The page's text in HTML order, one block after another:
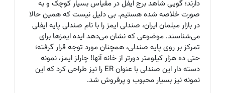
دارند؛ گویی شاهد برج ایفل در مقیاس بسیار کوچک و به
صورت خلاصه شده هستیم. بی دلیل نیست که همین حالا
در بازار مبلمان ایران، صندلی ایمز را با نام صندلی پایه ایفلی
می‌شناسند. موضوعی که نشان می‌دهد ایده ایمزها برای
تمرکز بر روی پایه صندلی، همچنان مورد توجه قرار گرفته؛
حتی ده هزار کیلومتر دورتر از خانه آنها! چارلز ایمز، نمونه
دسته دار این صندلی با عنوان ER را نیز طراحی کرد که این
نمونه نیز بسیار محبوب و پرفروش شد.